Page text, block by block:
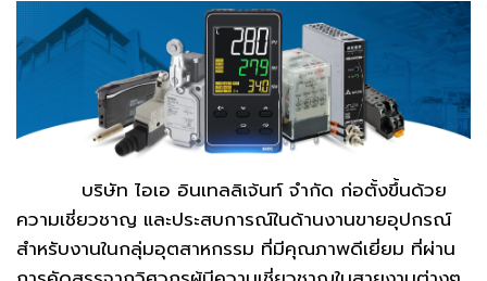
บริษัท ไอเอ อินเทลลิเจ้นท์ จำกัด ก่อตั้งขึ้นด้วย
ความเชี่ยวชาญ และประสบการณ์ในด้านงานขายอุปกรณ์
สำหรับงานในกลุ่มอุตสาหกรรม ที่มีคุณภาพดีเยี่ยม ที่ผ่าน